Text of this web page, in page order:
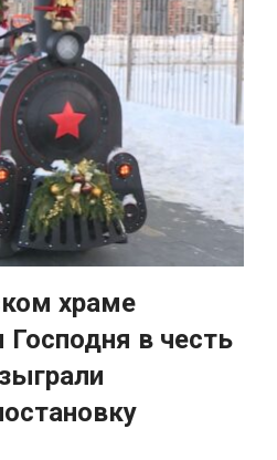
храме
в честь